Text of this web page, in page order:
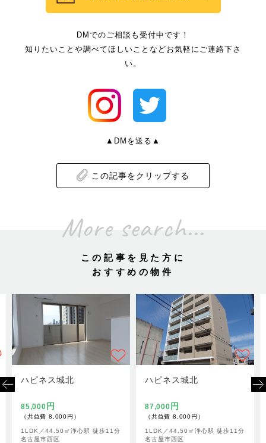
DMでのご相談も受付中です！
知りたいことや調べてほしいことなどお気軽にご連絡下さ
い。
▲DMを送る▲
この記事をクリップする
More search...
この記事を見た方に
おすすめの物件
ハピネス城北
85,000 円
（共益費 8,000円）
名古屋市西区
1LDK／44.50㎡浄心駅 徒歩11分
ハピネス城北
87,000 円
（共益費 8,000円）
名古屋市西区
1LDK／44.50㎡浄心駅 徒歩11分